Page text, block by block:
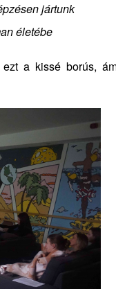
jártunk
életébe
a kissé borús,